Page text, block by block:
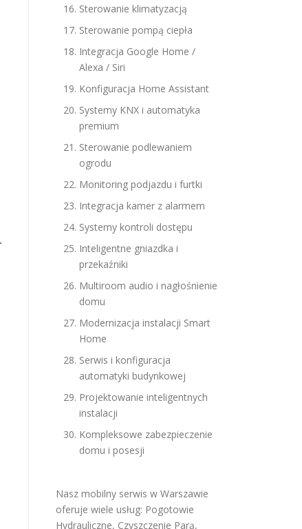
Sterowanie klimatyzacją
Sterowanie pompą ciepła
Integracja Google Home /
Alexa / Siri
Konfiguracja Home Assistant
Systemy KNX i automatyka
premium
Sterowanie podlewaniem
ogrodu
Monitoring podjazdu i furtki
Integracja kamer z alarmem
Systemy kontroli dostępu
Inteligentne gniazdka i
przekaźniki
Multiroom audio i nagłośnienie
domu
Modernizacja instalacji Smart
Home
Serwis i konfiguracja
automatyki budynkowej
Projektowanie inteligentnych
instalacji
Kompleksowe zabezpieczenie
domu i posesji
Nasz mobilny serwis w Warszawie
oferuje wiele usług: Pogotowie
Hydrauliczne, Czyszczenie Parą,